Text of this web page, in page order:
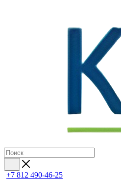
+7 812 490-46-25